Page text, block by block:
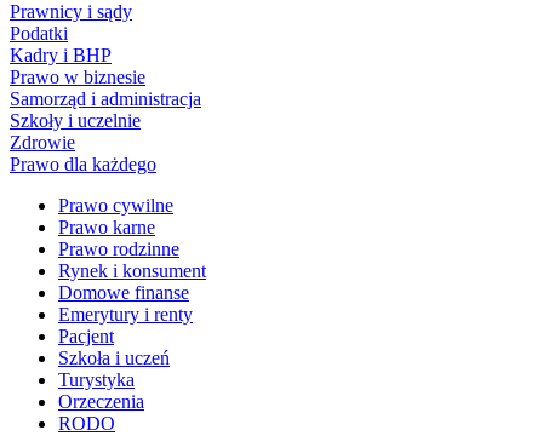
Prawnicy i sądy
Podatki
Kadry i BHP
Prawo w biznesie
Samorząd i administracja
Szkoły i uczelnie
Zdrowie
Prawo dla każdego
Prawo cywilne
Prawo karne
Prawo rodzinne
Rynek i konsument
Domowe finanse
Emerytury i renty
Pacjent
Szkoła i uczeń
Turystyka
Orzeczenia
RODO